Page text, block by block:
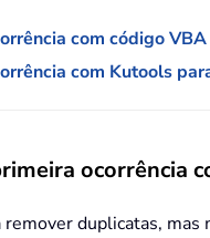
com código VBA
com Kutools
ocorrência
duplicatas,